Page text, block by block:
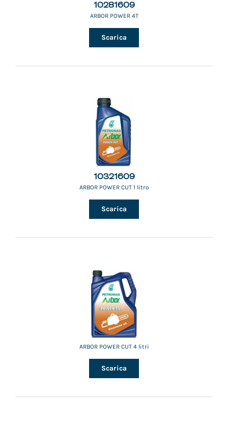
10281609
ARBOR POWER 4T
Scarica
10321609
ARBOR POWER CUT 1 litro
Scarica
ARBOR POWER CUT 4 litri
Scarica